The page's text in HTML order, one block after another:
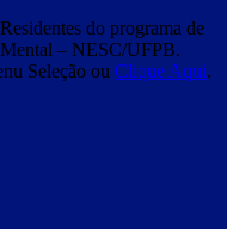
do programa de
– NESC/UFPB.
Seleção ou Clique Aqui.